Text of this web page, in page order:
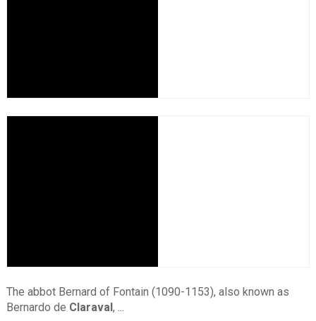
The abbot Bernard of Fontain (1090-1153), also known as
Bernardo de Claraval , ...